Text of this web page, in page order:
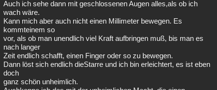
Auch ich sehe dann mit geschlossenen Augen alles,als ob ich
wach wäre.
Kann mich aber auch nicht einen Millimeter bewegen. Es
kommteinem so
vor, als ob man unendlich viel Kraft aufbringen muß, bis man es
nach langer
Zeit endlich schafft, einen Finger oder so zu bewegen.
Dann löst sich endlich dieStarre und ich bin erleichtert, es ist eben
doch
ganz schön unheimlich.